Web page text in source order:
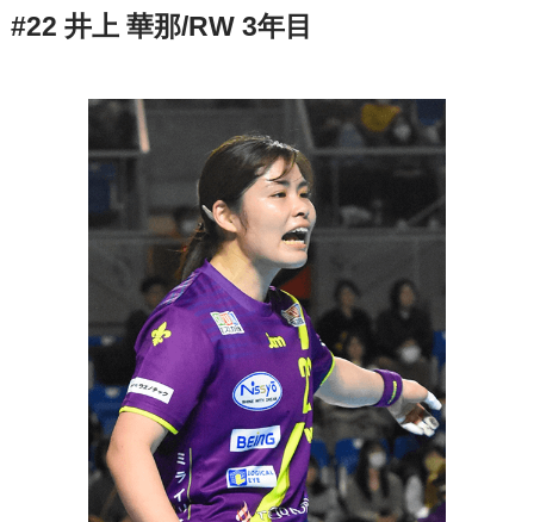
#22 井上 華那/RW 3年目